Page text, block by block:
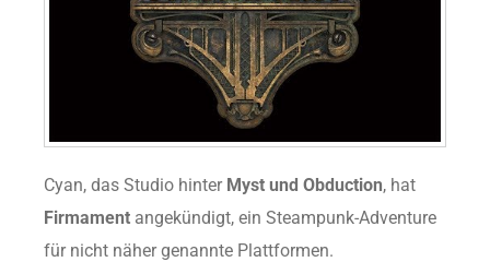
Cyan, das Studio hinter Myst und Obduction, hat
Firmament angekündigt, ein Steampunk-Adventure
für nicht näher genannte Plattformen.